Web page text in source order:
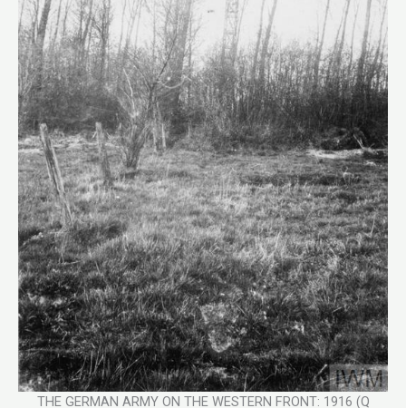
THE GERMAN ARMY ON THE WESTERN FRONT: 1916 (Q